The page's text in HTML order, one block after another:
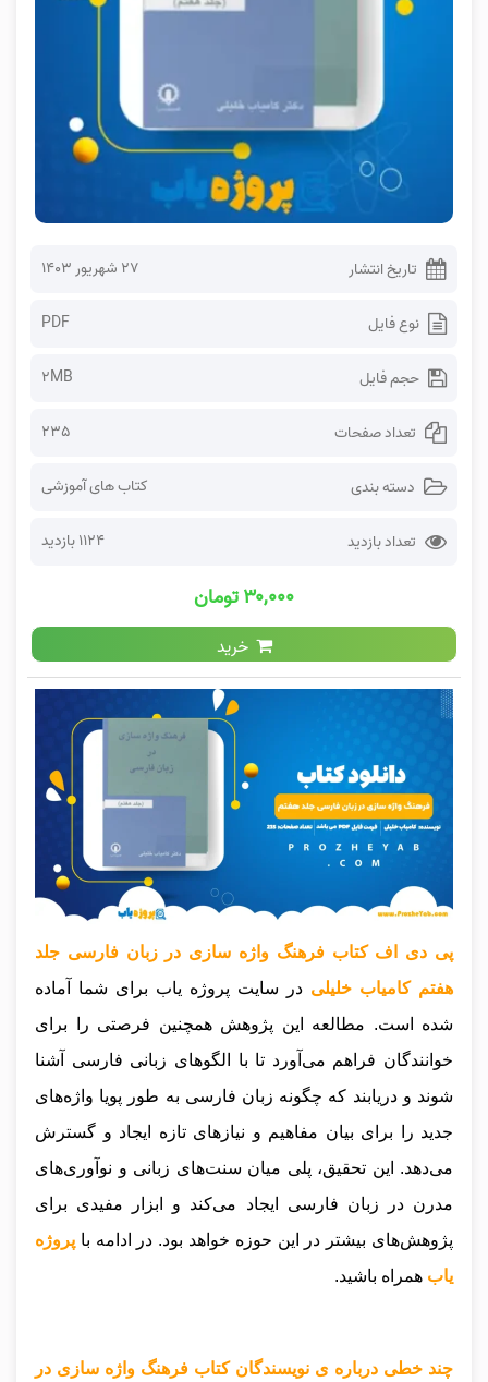
تاریخ انتشار ۲۷ شهریور ۱۴۰۳
نوع فایل PDF
حجم فایل 2MB
تعداد صفحات 235
دسته بندی کتاب های آموزشی
تعداد بازدید 1124 بازدید
۳۰,۰۰۰ تومان
خرید
پی دی اف کتاب فرهنگ واژه سازی در زبان فارسی جلد
هفتم کامیاب خلیلی در سایت پروژه یاب برای شما آماده
شده است. مطالعه این پژوهش همچنین فرصتی را برای
خوانندگان فراهم می‌آورد تا با الگوهای زبانی فارسی آشنا
شوند و دریابند که چگونه زبان فارسی به طور پویا واژه‌های
جدید را برای بیان مفاهیم و نیازهای تازه ایجاد و گسترش
می‌دهد. این تحقیق، پلی میان سنت‌های زبانی و نوآوری‌های
مدرن در زبان فارسی ایجاد می‌کند و ابزار مفیدی برای
پژوهش‌های بیشتر در این حوزه خواهد بود. در ادامه با پروژه
یاب همراه باشید.
چند خطی درباره ی نویسندگان کتاب فرهنگ واژه سازی در